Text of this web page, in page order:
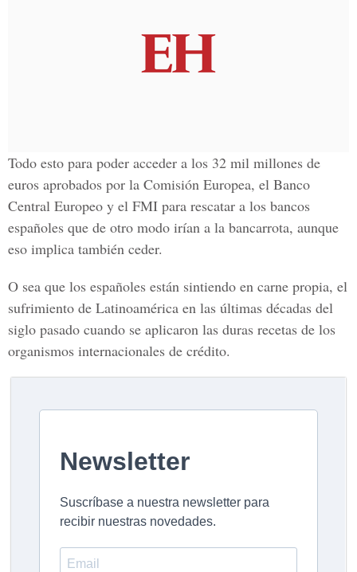
Todo esto para poder acceder a los 32 mil millones de
euros aprobados por la Comisión Europea, el Banco
Central Europeo y el FMI para rescatar a los bancos
españoles que de otro modo irían a la bancarrota, aunque
eso implica también ceder.
O sea que los españoles están sintiendo en carne propia, el
sufrimiento de Latinoamérica en las últimas décadas del
siglo pasado cuando se aplicaron las duras recetas de los
organismos internacionales de crédito.